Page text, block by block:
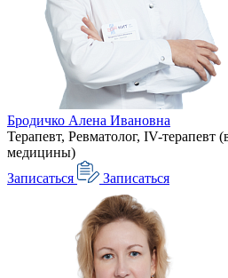
Бродичко Алена Ивановна
Терапевт, Ревматолог, IV-терапевт
медицины)
Записаться
Записаться